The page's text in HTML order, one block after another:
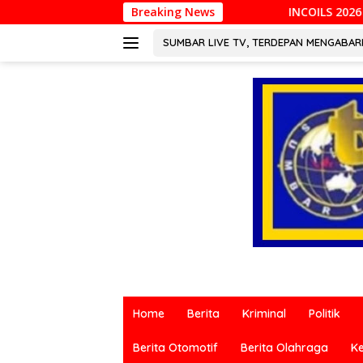
ke
Breaking News
INCOILS 2026 Resmi Digelar di Padang,
SUMBAR LIVE TV, TERDEPAN
terkini
berbagai
Home Berita Kriminal Politik
Berita Otomotif Berita Olahraga